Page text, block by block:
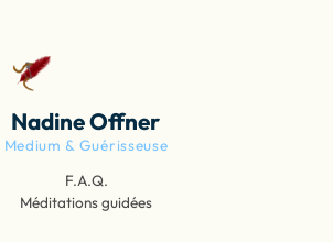
Nadine Offner
Medium & Guérisseuse
F.A.Q.
Méditations guidées